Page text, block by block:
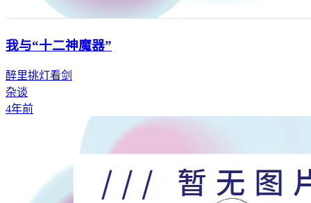
我与“十二神魔器”
醉里挑灯看剑
杂谈
4年前